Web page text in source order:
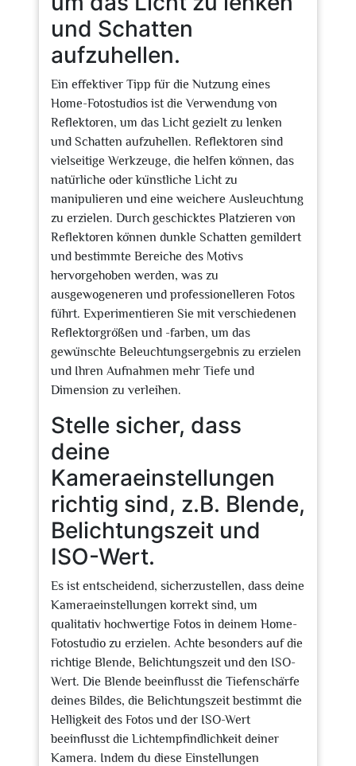
und Schatten
aufzuhellen.
Ein effektiver Tipp für die Nutzung eines
Home-Fotostudios ist die Verwendung von
Reflektoren, um das Licht gezielt zu lenken
und Schatten aufzuhellen. Reflektoren sind
vielseitige Werkzeuge, die helfen können, das
natürliche oder künstliche Licht zu
manipulieren und eine weichere Ausleuchtung
zu erzielen. Durch geschicktes Platzieren von
Reflektoren können dunkle Schatten gemildert
und bestimmte Bereiche des Motivs
hervorgehoben werden, was zu
ausgewogeneren und professionelleren Fotos
führt. Experimentieren Sie mit verschiedenen
Reflektorgrößen und -farben, um das
gewünschte Beleuchtungsergebnis zu erzielen
und Ihren Aufnahmen mehr Tiefe und
Dimension zu verleihen.
Stelle sicher, dass
deine
Kameraeinstellungen
richtig sind, z.B. Blende,
Belichtungszeit und
ISO-Wert.
Es ist entscheidend, sicherzustellen, dass deine
Kameraeinstellungen korrekt sind, um
qualitativ hochwertige Fotos in deinem Home-
Fotostudio zu erzielen. Achte besonders auf die
richtige Blende, Belichtungszeit und den ISO-
Wert. Die Blende beeinflusst die Tiefenschärfe
deines Bildes, die Belichtungszeit bestimmt die
Helligkeit des Fotos und der ISO-Wert
beeinflusst die Lichtempfindlichkeit deiner
Kamera. Indem du diese Einstellungen